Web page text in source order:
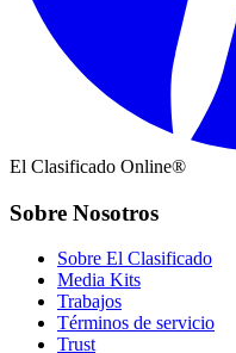
El Clasificado Online®
Sobre Nosotros
Sobre El Clasificado
Media Kits
Trabajos
Términos de servicio
Trust